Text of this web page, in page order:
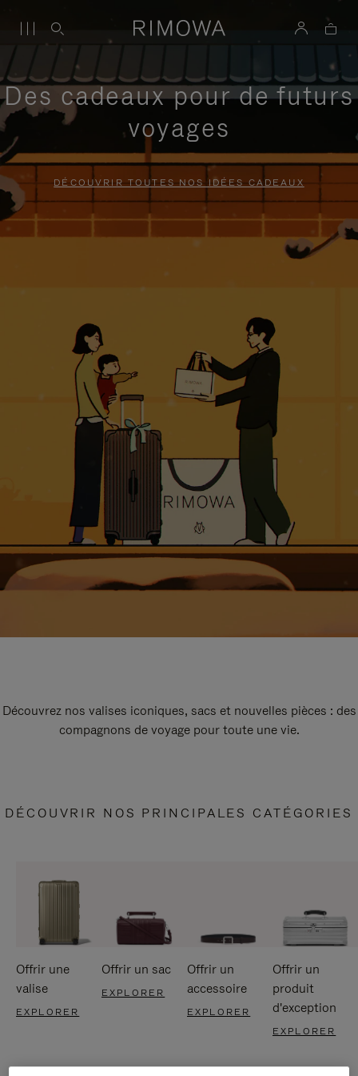
Des cadeaux pour de futurs
voyages
DÉCOUVRIR TOUTES NOS IDÉES CADEAUX
Découvrez nos valises iconiques, sacs et nouvelles pièces : des
compagnons de voyage pour toute une vie.
DÉCOUVRIR NOS PRINCIPALES CATÉGORIES
Offrir une
valise
EXPLORER
Offrir un sac
EXPLORER
Offrir un
accessoire
EXPLORER
Offrir un
produit
d'exception
EXPLORER